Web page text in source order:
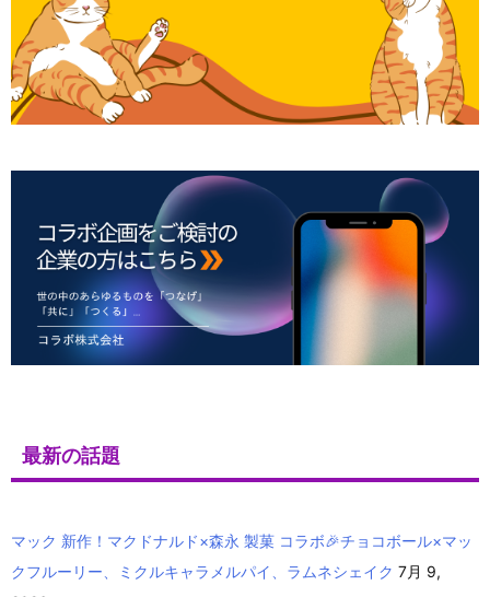
最新の話題
マック 新作！マクドナルド×森永 製菓 コラボ🎉チョコボール×マッ
クフルーリー、ミクルキャラメルパイ、ラムネシェイク 7月 9,